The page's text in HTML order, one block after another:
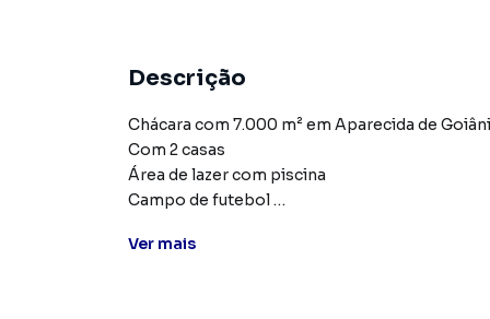
Descrição
Chácara com 7.000 m² em Aparecida de
Com 2 casas
Área de lazer com piscina
Campo de futebol
Agende sua visita!
Ver mais